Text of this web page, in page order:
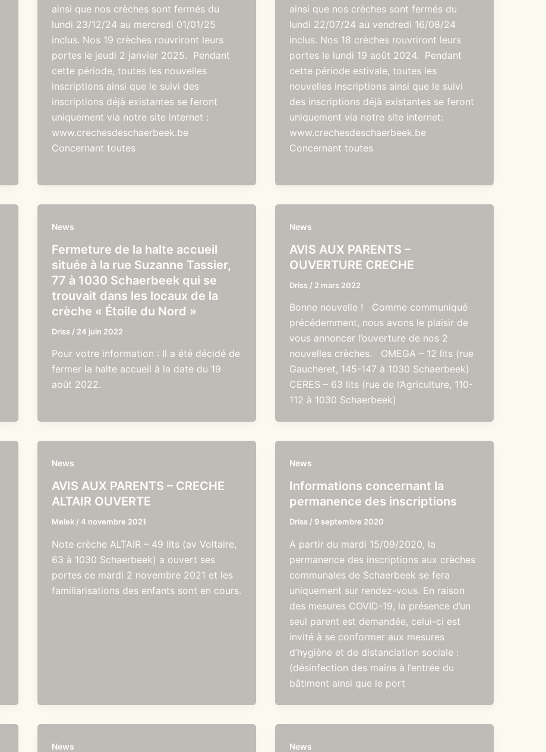
ainsi que nos crèches sont fermés du
lundi 23/12/24 au mercredi 01/01/25
inclus. Nos 19 crèches rouvriront leurs
portes le jeudi 2 janvier 2025. Pendant
cette période, toutes les nouvelles
inscriptions ainsi que le suivi des
inscriptions déjà existantes se feront
uniquement via notre site internet :
www.crechesdeschaerbeek.be
Concernant toutes
ainsi que nos crèches sont fermés du
lundi 22/07/24 au vendredi 16/08/24
inclus. Nos 18 crèches rouvriront leurs
portes le lundi 19 août 2024. Pendant
cette période estivale, toutes les
nouvelles inscriptions ainsi que le suivi
des inscriptions déjà existantes se feront
uniquement via notre site internet:
www.crechesdeschaerbeek.be
Concernant toutes
News
Fermeture de la halte accueil
située à la rue Suzanne Tassier,
77 à 1030 Schaerbeek qui se
trouvait dans les locaux de la
crèche « Étoile du Nord »
Driss / 24 juin 2022
Pour votre information : Il a été décidé de
fermer la halte accueil à la date du 19
août 2022.
News
AVIS AUX PARENTS –
OUVERTURE CRECHE
Driss / 2 mars 2022
Bonne nouvelle ! Comme communiqué
précédemment, nous avons le plaisir de
vous annoncer l’ouverture de nos 2
nouvelles crèches. OMEGA – 12 lits (rue
Gaucheret, 145-147 à 1030 Schaerbeek)
CERES – 63 lits (rue de l’Agriculture, 110-
112 à 1030 Schaerbeek)
News
AVIS AUX PARENTS – CRECHE
ALTAIR OUVERTE
Melek /4 novembre 2021
Note crèche ALTAIR – 49 lits (av Voltaire,
63 à 1030 Schaerbeek) a ouvert ses
portes ce mardi 2 novembre 2021 et les
familiarisations des enfants sont en cours.
News
Informations concernant la
permanence des inscriptions
Driss / 9 septembre 2020
A partir du mardi 15/09/2020, la
permanence des inscriptions aux crèches
communales de Schaerbeek se fera
uniquement sur rendez-vous. En raison
des mesures COVID-19, la présence d’un
seul parent est demandée, celui-ci est
invité à se conformer aux mesures
d’hygiène et de distanciation sociale :
(désinfection des mains à l’entrée du
bâtiment ainsi que le port
News News